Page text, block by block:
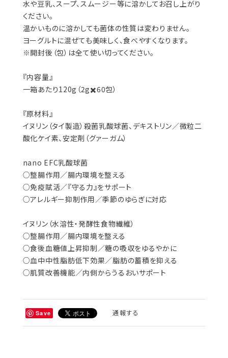
水や豆乳、スープ、スムージー等に溶かしてお召し上がり
ください。
温かいものに溶かしても菌体の性質は変わりません。
ヨーグルトに混ぜても美味しく、食べやすくなります。
※開封後（包）は全て使い切ってください。
『内容量』
一箱あたり120g（2g✖️60包）
『原材料』
イヌリン（タイ製造）殺菌乳酸球菌、デキストリン／微粒二
酸化ケイ素、安定剤（グァーガム）
nano EFC乳酸球菌
○整腸作用／腸内環境を整える
○免疫賦活／『守る力』をサポート
○アレルギー抑制作用／季節のゆらぎに対応
イヌリン（水溶性・発酵性食物繊維）
○整腸作用／腸内環境を整える
○食後血糖値上昇抑制／糖の吸収をゆるやかに
○血中中性脂肪低下効果／脂肪の蓄積を抑える
○肌質改善機能／内側からうるおいサポート
Save 通報する